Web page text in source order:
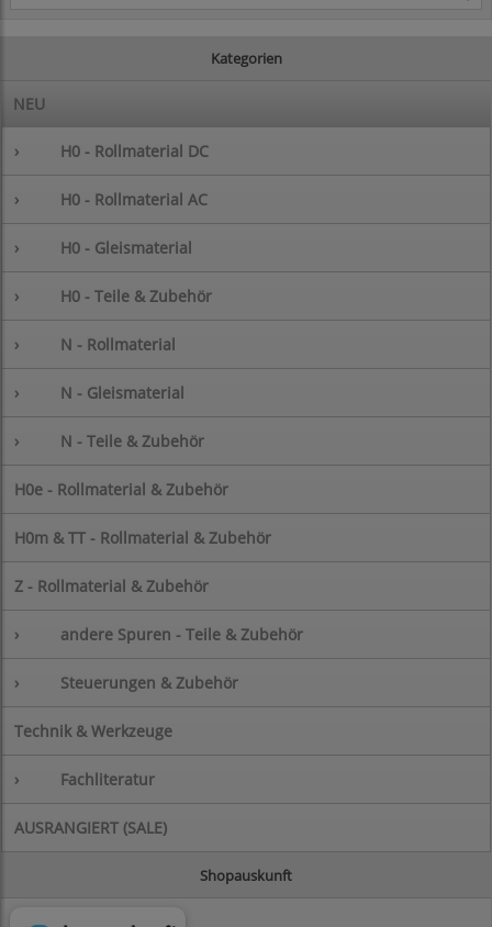
Kategorien
NEU
› H0 - Rollmaterial DC
› H0 - Rollmaterial AC
› H0 - Gleismaterial
› H0 - Teile & Zubehör
› N - Rollmaterial
› N - Gleismaterial
› N - Teile & Zubehör
H0e - Rollmaterial & Zubehör
H0m & TT - Rollmaterial & Zubehör
Z - Rollmaterial & Zubehör
› andere Spuren - Teile & Zubehör
› Steuerungen & Zubehör
Technik & Werkzeuge
› Fachliteratur
AUSRANGIERT (SALE)
Shopauskunft